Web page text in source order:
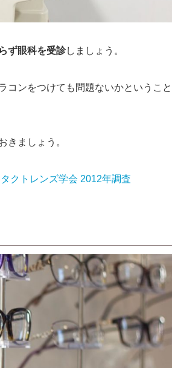
ず眼科を受診しましょう。
コンをつけても問題ないかということ
きましょう。
クトレンズ学会 2012年調査